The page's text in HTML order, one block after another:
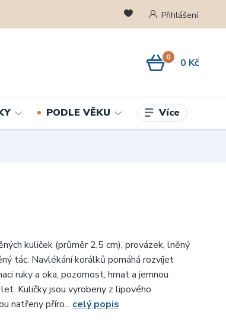
Přihlášení
0 0 Kč
PODLE VĚKU Více
kuliček (průměr 2,5 cm), provázek, lněný
tác. Navlékání korálků pomáhá rozvíjet
ruky a oka, pozornost, hmat a jemnou
Kuličky jsou vyrobeny z lipového
natřeny příro... celý popis